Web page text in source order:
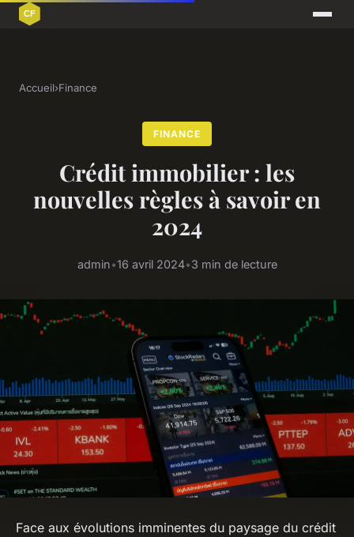
Accueil›Finance
FINANCE
Crédit immobilier : les
nouvelles règles à savoir en
2024
admin•16 avril 2024•3 min de lecture
Face aux évolutions imminentes du paysage du crédit